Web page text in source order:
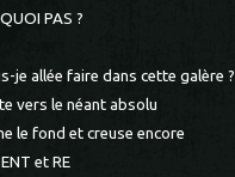
PAS ?
je allée faire dans cette galère ?
vers le néant absolu
le fond et creuse encore
et RE